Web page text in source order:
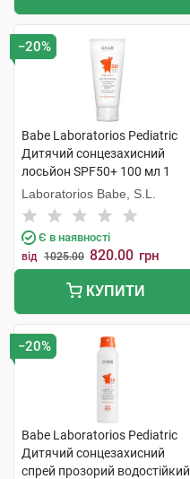
−20%
Babe Laboratorios Pediatric
Дитячий сонцезахисний
лосьйон SPF50+ 100 мл 1
флакон
Laboratorios Babe, S.L.
Є в наявності
від 1025.00 820.00 грн
КУПИТИ
−20%
Babe Laboratorios Pediatric
Дитячий сонцезахисний
спрей прозорий водостійкий